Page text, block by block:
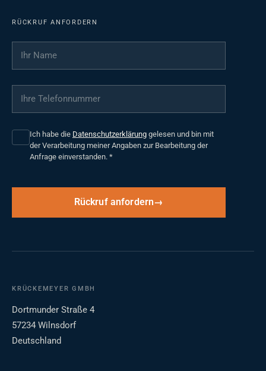
RÜCKRUF ANFORDERN
Ihr Name
Ihre Telefonnummer
Ich habe die Datenschutzerklärung gelesen und bin mit
der Verarbeitung meiner Angaben zur Bearbeitung der
Anfrage einverstanden. *
Rückruf anfordern
KRÜCKEMEYER GMBH
Dortmunder Straße 4
57234 Wilnsdorf
Deutschland